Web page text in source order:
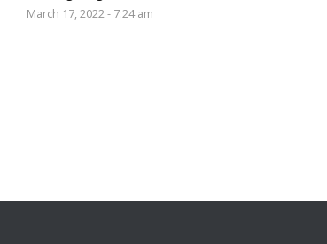
March 17, 2022 - 7:24 am